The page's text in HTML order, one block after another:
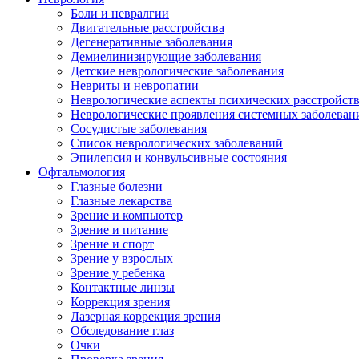
Боли и невралгии
Двигательные расстройства
Дегенеративные заболевания
Демиелинизирующие заболевания
Детские неврологические заболевания
Невриты и невропатии
Неврологические аспекты психических расстройств
Неврологические проявления системных
Сосудистые заболевания
Список неврологических заболеваний
Эпилепсия и конвульсивные состояния
Офтальмология
Глазные болезни
Глазные лекарства
Зрение и компьютер
Зрение и питание
Зрение и спорт
Зрение у взрослых
Зрение у ребенка
Контактные линзы
Коррекция зрения
Лазерная коррекция зрения
Обследование глаз
Очки